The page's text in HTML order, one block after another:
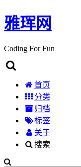
雅珲网
Coding For Fun
首页
分类
归档
标签
关于
搜索